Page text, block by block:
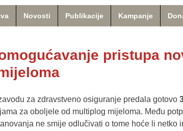
Novosti Publikacije Kampanje
pristupa
za zdravstveno osiguranje predala gotovo
za oboljele od multiplog mijeloma. Među
ne smije odlučivati o tome hoće li netko